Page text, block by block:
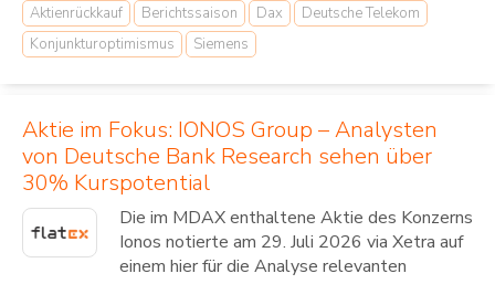
Aktienrückkauf Berichtssaison Dax
Deutsche Telekom
Konjunkturoptimismus
Siemens
Aktie im Fokus: IONOS Group – Analysten
von Deutsche Bank Research sehen über
30% Kurspotential
Die im MDAX enthaltene Aktie des Konzerns
Ionos notierte am 29. Juli 2026 via Xetra auf
einem hier für die Analyse relevanten